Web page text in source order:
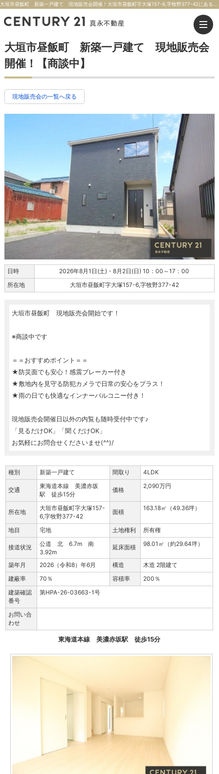
大垣市昼飯町 新築一戸建て 現地販売会
開催！【商談中】
現地販売会の一覧へ戻る
日時
2026年8月1日(土)・8月2日(日) 10：00～17：00
所在地
大垣市昼飯町字大塚157-6,字牧野377-42
大垣市昼飯町 現地販売会開始です！
※商談中です
＝＝おすすめポイント＝＝
★防災面でも安心！感震ブレーカー付き
★敷地内を見守る防犯カメラで日常の安心をプラス！
★雨の日でも快適なインナーバルコニー付き！
現地販売会開催日以外の内覧も随時受付中です♪
「見るだけOK」「聞くだけOK」
お気軽にお問合せくださいませ(^^)/
種別 新築一戸建て 間取り 4LDK
交通
東海道本線 美濃赤坂
駅 徒歩15分
価格
2,090万円
所在地
大垣市昼飯町字大塚157-
6,字牧野377-42
面積
163.18㎡（49.36坪）
地目 宅地 土地権利 所有権
接道状況
公道 北 6.7m 南
3.92m
延床面積 98.01㎡（約29.64坪）
築年月 2026（令和8）年6月 構造
木造 2階建て
建蔽率
70％ 容積率
200％
建築確認
番号
第HPA-26-03663-1号
お問い合
わせ
東海道本線 美濃赤坂駅 徒歩15分